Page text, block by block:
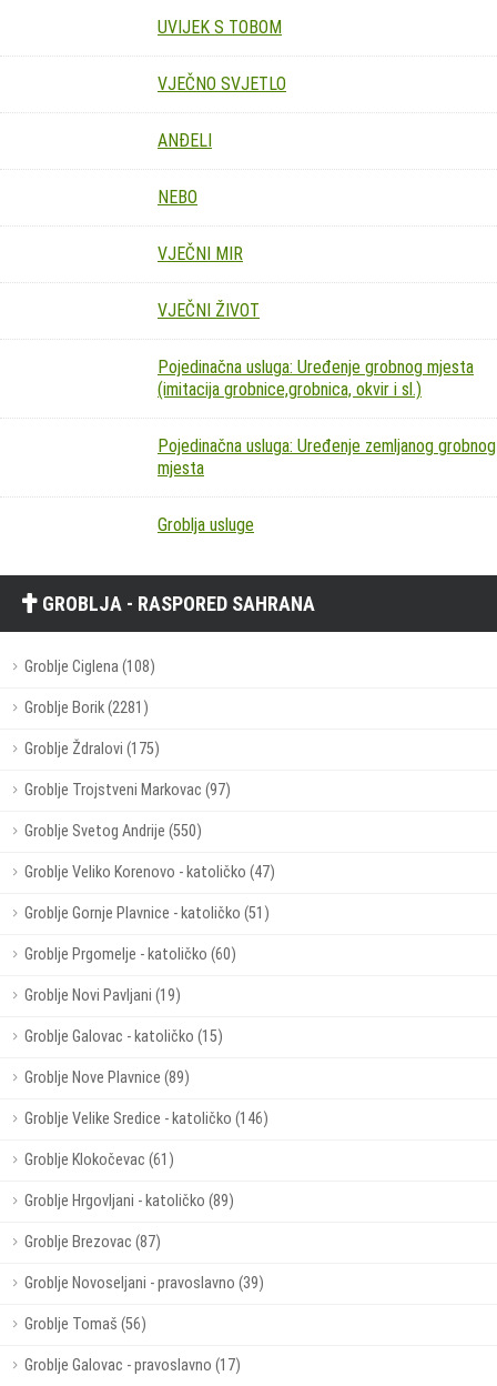
UVIJEK S TOBOM
VJEČNO SVJETLO
ANĐELI
NEBO
VJEČNI MIR
VJEČNI ŽIVOT
Pojedinačna usluga: Uređenje grobnog mjesta
(imitacija grobnice,grobnica, okvir i sl.)
Pojedinačna usluga: Uređenje zemljanog grobnog
mjesta
Groblja usluge
GROBLJA - RASPORED SAHRANA
Groblje Ciglena (108)
Groblje Borik (2281)
Groblje Ždralovi (175)
Groblje Trojstveni Markovac (97)
Groblje Svetog Andrije (550)
Groblje Veliko Korenovo - katoličko (47)
Groblje Gornje Plavnice - katoličko (51)
Groblje Prgomelje - katoličko (60)
Groblje Novi Pavljani (19)
Groblje Galovac - katoličko (15)
Groblje Nove Plavnice (89)
Groblje Velike Sredice - katoličko (146)
Groblje Klokočevac (61)
Groblje Hrgovljani - katoličko (89)
Groblje Brezovac (87)
Groblje Novoseljani - pravoslavno (39)
Groblje Tomaš (56)
Groblje Galovac - pravoslavno (17)